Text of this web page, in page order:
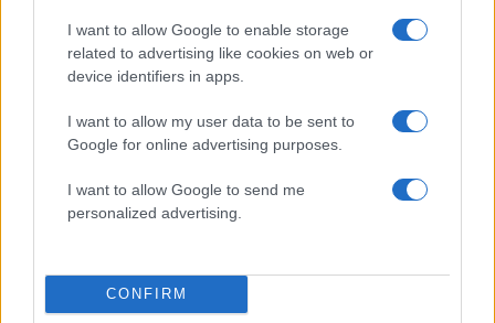
I want to allow Google to enable storage
related to advertising like cookies on web or
device identifiers in apps.
I want to allow my user data to be sent to
Google for online advertising purposes.
I want to allow Google to send me
personalized advertising.
CONFIRM
Σχόλια
Σχολίασε εδώ
κινητού, η θεία από την
Ινδία και τα απειλητικά
μηνύματα
γιος του σε